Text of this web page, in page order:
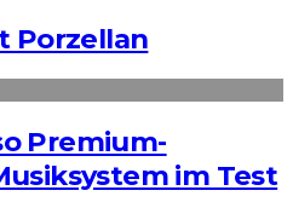
Porzellan
Premium-
im Test